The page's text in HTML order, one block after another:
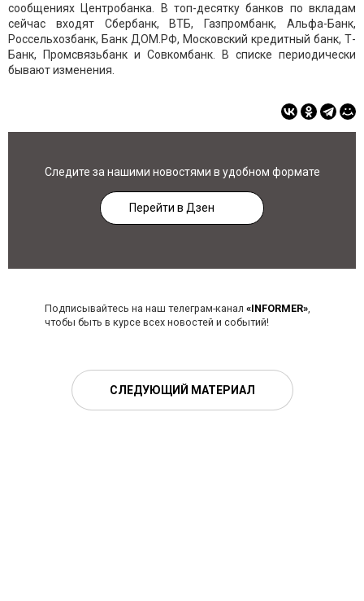
сообщениях Центробанка. В топ-десятку банков по вкладам
сейчас входят Сбербанк, ВТБ, Газпромбанк, Альфа-Банк,
Россельхозбанк, Банк ДОМ.РФ, Московский кредитный банк, Т-
Банк, Промсвязьбанк и Совкомбанк. В списке периодически
бывают изменения.
Следите за нашими новостями в удобном формате
Перейти в Дзен
Подписывайтесь на наш телеграм-канал «INFORMER»,
чтобы быть в курсе всех новостей и событий!
СЛЕДУЮЩИЙ МАТЕРИАЛ